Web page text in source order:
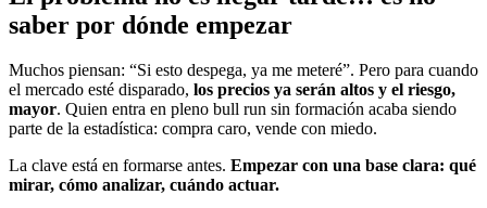
saber por dónde empezar
Muchos piensan: “Si esto despega, ya me meteré”. Pero para cuando
el mercado esté disparado, los precios ya serán altos y el riesgo,
mayor. Quien entra en pleno bull run sin formación acaba siendo
parte de la estadística: compra caro, vende con miedo.
La clave está en formarse antes. Empezar con una base clara: qué
mirar, cómo analizar, cuándo actuar.